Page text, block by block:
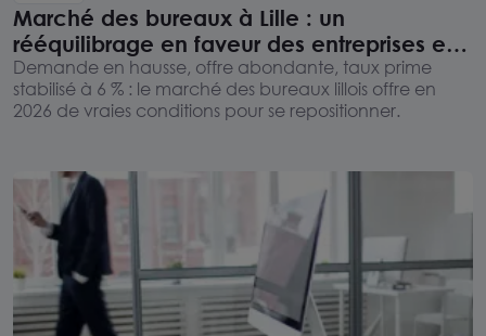
Marché des bureaux à Lille : un
rééquilibrage en faveur des entreprises en
2026
Demande en hausse, offre abondante, taux prime
stabilisé à 6 % : le marché des bureaux lillois offre en
2026 de vraies conditions pour se repositionner.